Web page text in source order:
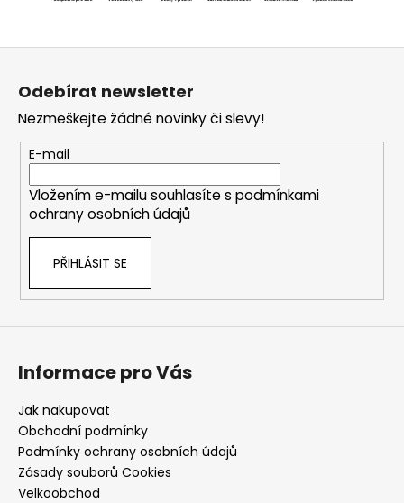
Z
Odebírat newsletter
Nezmeškejte žádné novinky či slevy!
E-mail
Vložením e-mailu souhlasíte s podmínkami
ochrany osobních údajů
PŘIHLÁSIT SE
Informace pro Vás
Jak nakupovat
Obchodní podmínky
Podmínky ochrany osobních údajů
Zásady souborů Cookies
Velkoobchod